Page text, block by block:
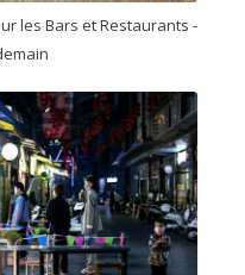
les Bars et Restaurants -